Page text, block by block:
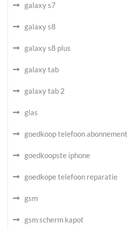
galaxy s7
galaxy s8
galaxy s8 plus
galaxy tab
galaxy tab 2
glas
goedkoop telefoon abonnement
goedkoopste iphone
goedkope telefoon reparatie
gsm
gsm scherm kapot